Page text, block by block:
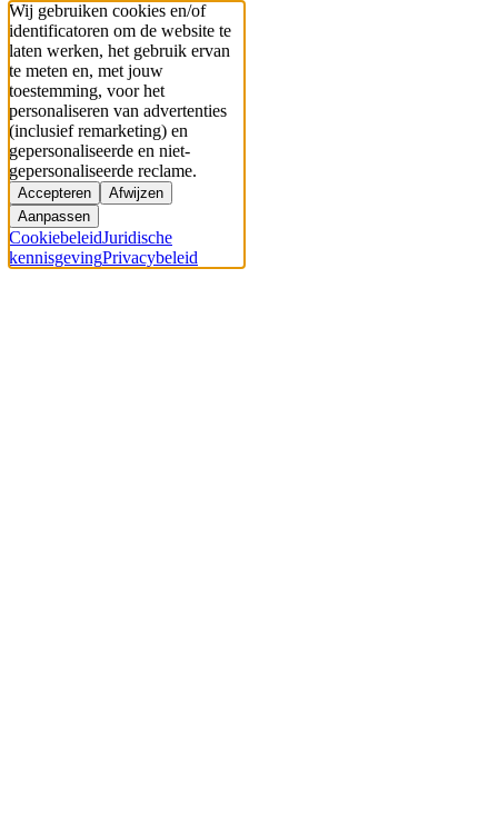
Wij gebruiken cookies en/of
identificatoren om de website te
laten werken, het gebruik ervan
te meten en, met jouw
toestemming, voor het
personaliseren van advertenties
(inclusief remarketing) en
gepersonaliseerde en niet-
gepersonaliseerde reclame.
Accepteren
Afwijzen
Aanpassen
CookiebeleidJuridische
kennisgevingPrivacybeleid